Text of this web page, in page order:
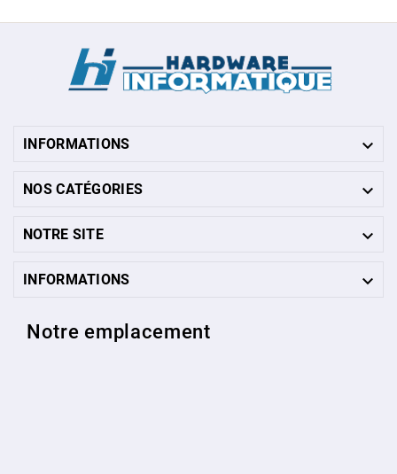
INFORMATIONS 
NOS CATÉGORIES 
NOTRE SITE 
INFORMATIONS 
Notre emplacement